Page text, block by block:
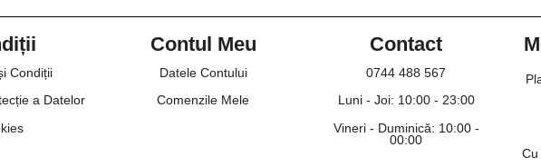
Condiții
a Datelor
Contul Meu
Datele Contului
Comenzile Mele
Contact
0744 488 567
Luni - Joi: 10:00 - 23:00
Vineri - Duminică: 10:00 -
00:00
Cu